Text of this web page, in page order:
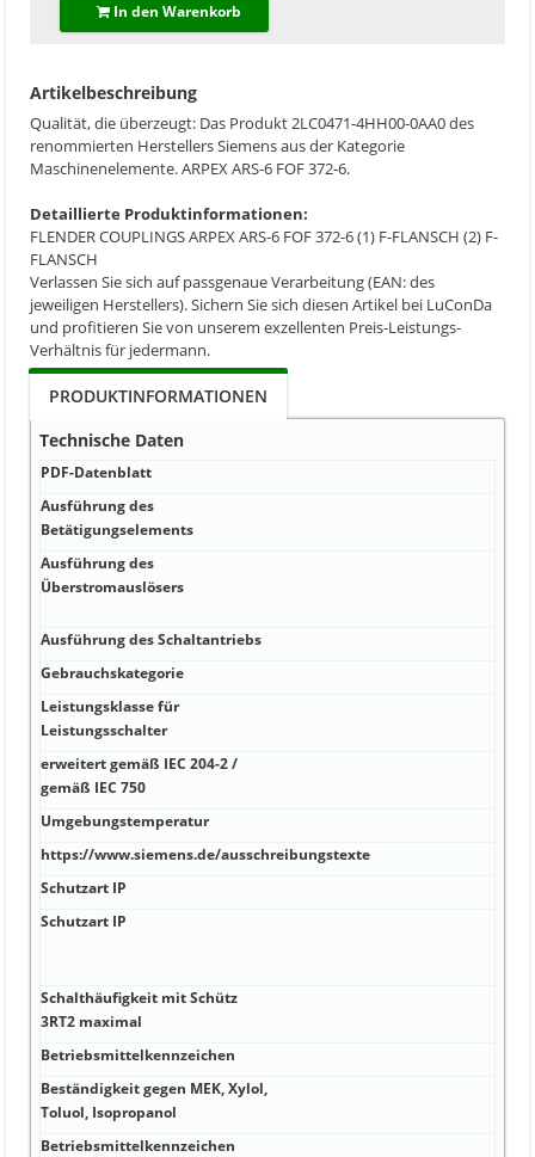
In den Warenkorb
Artikelbeschreibung
Qualität, die überzeugt: Das Produkt 2LC0471-4HH00-0AA0 des
renommierten Herstellers Siemens aus der Kategorie
Maschinenelemente. ARPEX ARS-6 FOF 372-6.
Detaillierte Produktinformationen:
FLENDER COUPLINGS ARPEX ARS-6 FOF 372-6 (1) F-FLANSCH (2) F-
FLANSCH
Verlassen Sie sich auf passgenaue Verarbeitung (EAN: des
jeweiligen Herstellers). Sichern Sie sich diesen Artikel bei LuConDa
und profitieren Sie von unserem exzellenten Preis-Leistungs-
Verhältnis für jedermann.
PRODUKTINFORMATIONEN
Technische Daten
PDF-Datenblatt
Ausführung des
Betätigungselements
Ausführung des
Überstromauslösers
Ausführung des Schaltantriebs
Gebrauchskategorie
Leistungsklasse für
Leistungsschalter
erweitert gemäß IEC 204-2 /
gemäß IEC 750
Umgebungstemperatur
https://www.siemens.de/ausschreibungstexte
Schutzart IP
Schutzart IP
Schalthäufigkeit mit Schütz
3RT2 maximal
Betriebsmittelkennzeichen
Beständigkeit gegen MEK, Xylol,
Toluol, Isopropanol
Betriebsmittelkennzeichen